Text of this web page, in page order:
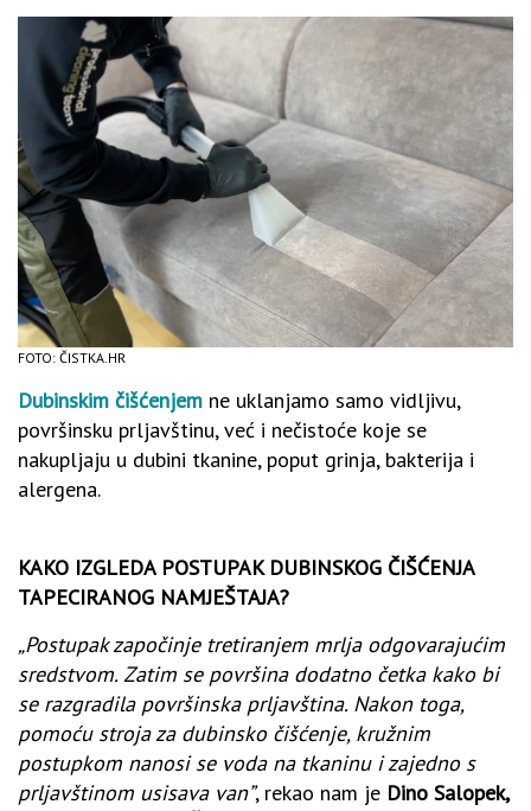
FOTO: ČISTKA.HR
Dubinskim čišćenjem ne uklanjamo samo vidljivu,
površinsku prljavštinu, već i nečistoće koje se
nakupljaju u dubini tkanine, poput grinja, bakterija i
alergena.
KAKO IZGLEDA POSTUPAK DUBINSKOG ČIŠĆENJA
TAPECIRANOG NAMJEŠTAJA?
„Postupak započinje tretiranjem mrlja odgovarajućim
sredstvom. Zatim se površina dodatno četka kako bi
se razgradila površinska prljavština. Nakon toga,
pomoću stroja za dubinsko čišćenje, kružnim
postupkom nanosi se voda na tkaninu i zajedno s
prljavštinom usisava van”, rekao nam je Dino Salopek,